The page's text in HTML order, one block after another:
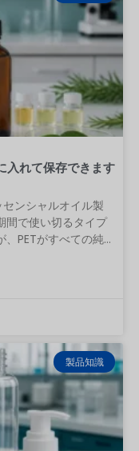
管理された状態で初
階でバイヤーが何を
めに
入れて保存できます
ンシャルオイル製
間で使い切るタイプ
PETがすべての純粋
ッセンシャルオイ
サー、ポンプ、ス
、ラベルの接着剤な
、実際の精油または
す。実用的なルール
のであり、互換性の
ん。 精油の種類、
応力、キャップの材
可能性がありま
製品知識